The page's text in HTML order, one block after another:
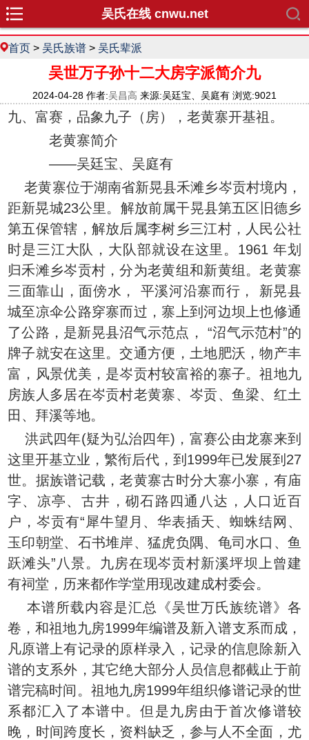
吴氏在线 cnwu.net
首页 > 吴氏族谱 > 吴氏辈派
吴世万子孙十二大房字派简介九
2024-04-28 作者:吴昌高 来源:吴廷宝、吴庭有 浏览:9021
九、富赛，品象九子（房），老黄寨开基祖。
老黄寨简介
——吴廷宝、吴庭有
老黄寨位于湖南省新晃县禾滩乡岑贡村境内，
距新晃城23公里。解放前属干晃县第五区旧德乡
第五保管辖，解放后属李树乡三江村，人民公社
时是三江大队，大队部就设在这里。1961 年划
归禾滩乡岑贡村，分为老黄组和新黄组。老黄寨
三面靠山，面傍水， 平溪河沿寨而行， 新晃县
城至凉伞公路穿寨而过，寨上到河边坝上也修通
了公路，是新晃县沼气示范点， “沼气示范村”的
牌子就安在这里。交通方便，土地肥沃，物产丰
富，风景优美，是岑贡村较富裕的寨子。祖地九
房族人多居在岑贡村老黄寨、岑贡、鱼梁、红土
田、拜溪等地。
洪武四年(疑为弘治四年)，富赛公由龙寨来到
这里开基立业，繁衔后代，到1999年已发展到27
世。据族谱记载，老黄寨古时分大寨小寨，有庙
字、凉亭、古井，砌石路四通八达，人口近百
户，岑贡有“犀牛望月、华表插天、蜘蛛结网、
玉印朝堂、石书堆岸、猛虎负隅、龟司水口、鱼
跃滩头”八景。九房在现岑贡村新溪坪坝上曾建
有祠堂，历来都作学堂用现改建成村委会。
本谱所载内容是汇总《吴世万氏族统谱》各
卷，和祖地九房1999年编谱及新入谱支系而成，
凡原谱上有记录的原样录入，记录的信息除新入
谱的支系外，其它绝大部分人员信息都截止于前
谱完稿时间。祖地九房1999年组织修谱记录的世
系都汇入了本谱中。但是九房由于首次修谱较
晚，时间跨度长，资料缺乏，参与人不全面，尤